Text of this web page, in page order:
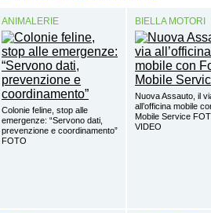
ANIMALERIE
Colonie feline, stop alle
emergenze: “Servono dati,
prevenzione e coordinamento”
FOTO
BIELLA MOTORI
Nuova Assauto, il
all’officina mobile
Mobile Service
VIDEO